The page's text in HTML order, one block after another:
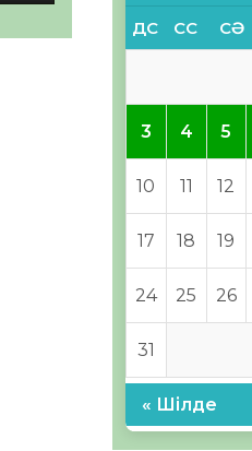
ДС СС СӘ
3 4 5
10 11 12
17 18 19
24 25 26
31
« Шілде